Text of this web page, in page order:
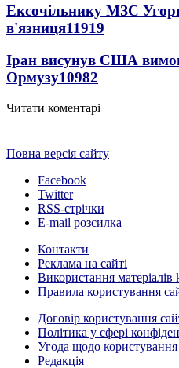
Ексочільнику МЗС
в'язниця11919
Іран висунув США
Ормузу10982
Читати коментарі
Повна версія сайту
Facebook
Twitter
RSS-стрічки
E-mail розсилка
Контакти
Реклама на сайті
Використання матеріалів
Правила користування
Договір користування
Політика у сфері
Угода щодо користування
Редакція